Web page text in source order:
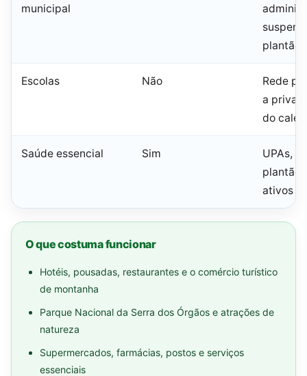
municipal
plantão
Escolas Não
Rede
a
do
Saúde essencial Sim
UPAs,
plantão
ativos
O que costuma funcionar
Hotéis, pousadas, restaurantes e o comércio turístico
de montanha
Parque Nacional da Serra dos Órgãos e atrações de
natureza
Supermercados, farmácias, postos e serviços
essenciais